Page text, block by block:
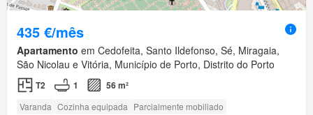
435 €/mês
Apartamento em Cedofeita, Santo Ildefonso, Sé, Miragaia,
São Nicolau e Vitória, Município de Porto, Distrito do Porto
T2 1 56 m²
Varanda Cozinha equipada Parcialmente mobiliado